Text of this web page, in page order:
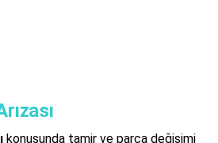
konusunda tamir ve parça değişimi